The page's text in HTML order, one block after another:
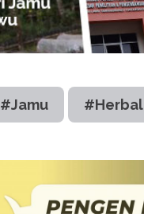
#Jamu #Herbal